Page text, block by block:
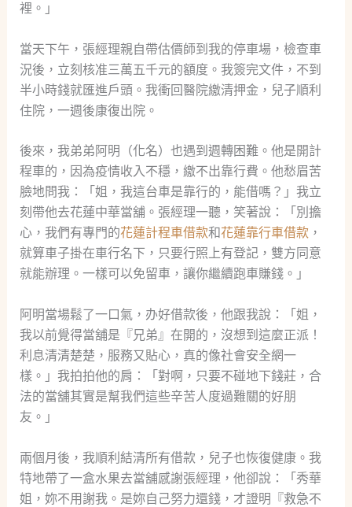
裡。」
當天下午，張經理親自帶估價師到我的停車場，檢查車
況後，立刻核准三萬五千元的額度。我簽完文件，不到
半小時錢就匯進戶頭。我衝回醫院繳清押金，兒子順利
住院，一週後康復出院。
後來，我弟弟阿明（化名）也遇到週轉困難。他是開計
程車的，因為疫情收入不穩，繳不出靠行費。他愁眉苦
臉地問我：「姐，我這台車是靠行的，能借嗎？」我立
刻帶他去花蓮中華當舖。張經理一聽，笑著說：「別擔
心，我們有專門的花蓮計程車借款和花蓮靠行車借款 ，
就算車子掛在車行名下，只要行照上有登記，雙方同意
就能辦理。一樣可以免留車，讓你繼續跑車賺錢。」
阿明當場鬆了一口氣，办好借款後，他跟我說：「姐，
我以前覺得當舖是『兄弟』在開的，沒想到這麼正派！
利息清清楚楚，服務又貼心，真的像社會安全網一
樣。」我拍拍他的肩：「對啊，只要不碰地下錢莊，合
法的當舖其實是幫我們這些辛苦人度過難關的好朋
友。」
兩個月後，我順利結清所有借款，兒子也恢復健康。我
特地帶了一盒水果去當舖感謝張經理，他卻說：「秀華
姐，妳不用謝我。是妳自己努力還錢，才證明『救急不